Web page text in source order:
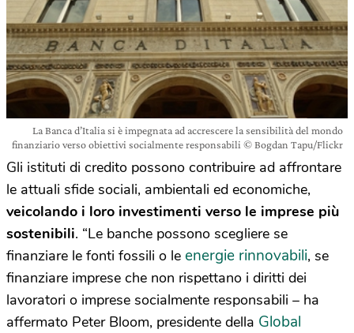
La Banca d’Italia si è impegnata ad accrescere la sensibilità del mondo
finanziario verso obiettivi socialmente responsabili © Bogdan Tapu/Flickr
Gli istituti di credito possono contribuire ad affrontare
le attuali sfide sociali, ambientali ed economiche,
veicolando i loro investimenti verso le imprese più
sostenibili. “Le banche possono scegliere se
finanziare le fonti fossili o le energie rinnovabili, se
finanziare imprese che non rispettano i diritti dei
lavoratori o imprese socialmente responsabili – ha
affermato Peter Bloom, presidente della Global